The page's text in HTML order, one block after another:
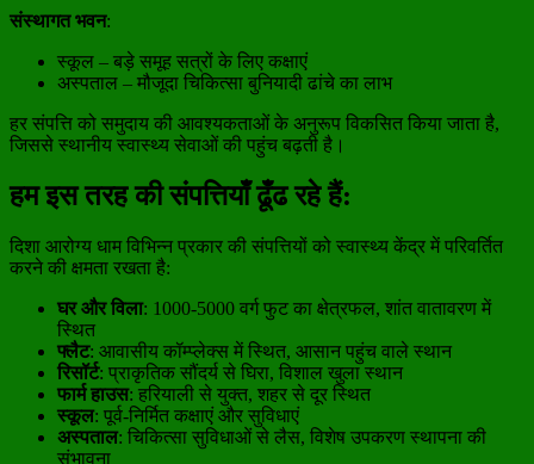
संस्थागत भवन:
स्कूल – बड़े समूह सत्रों के लिए कक्षाएं
अस्पताल – मौजूदा चिकित्सा बुनियादी ढांचे का लाभ
हर संपत्ति को समुदाय की आवश्यकताओं के अनुरूप विकसित किया जाता है,
जिससे स्थानीय स्वास्थ्य सेवाओं की पहुंच बढ़ती है।
हम इस तरह की संपत्तियाँ ढूँढ रहे हैं:
दिशा आरोग्य धाम विभिन्न प्रकार की संपत्तियों को स्वास्थ्य केंद्र में परिवर्तित
करने की क्षमता रखता है:
घर और विला: 1000-5000 वर्ग फुट का क्षेत्रफल, शांत वातावरण में
स्थित
फ्लैट: आवासीय कॉम्प्लेक्स में स्थित, आसान पहुंच वाले स्थान
रिसॉर्ट: प्राकृतिक सौंदर्य से घिरा, विशाल खुला स्थान
फार्म हाउस: हरियाली से युक्त, शहर से दूर स्थित
स्कूल: पूर्व-निर्मित कक्षाएं और सुविधाएं
अस्पताल: चिकित्सा सुविधाओं से लैस, विशेष उपकरण स्थापना की
संभावना